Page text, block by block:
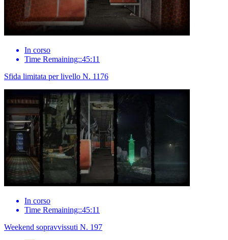
In corso
Time Remaining::45:11
Sfida limitata per livello N. 1176
In corso
Time Remaining::45:11
Weekend sopravvissuti N. 197